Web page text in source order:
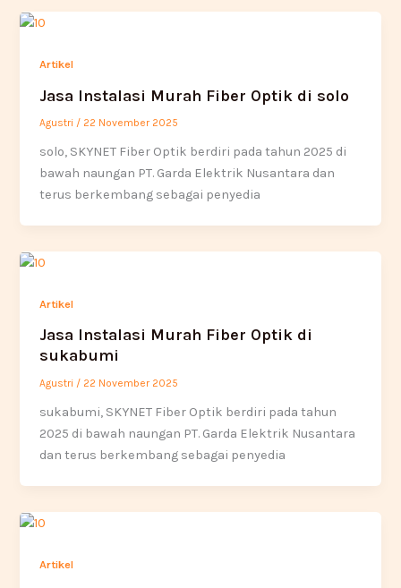
Artikel
Jasa Instalasi Murah Fiber Optik di solo
Agustri / 22 November 2025
solo, SKYNET Fiber Optik berdiri pada tahun 2025 di
bawah naungan PT. Garda Elektrik Nusantara dan
terus berkembang sebagai penyedia
Artikel
Jasa Instalasi Murah Fiber Optik di
sukabumi
Agustri / 22 November 2025
sukabumi, SKYNET Fiber Optik berdiri pada tahun
2025 di bawah naungan PT. Garda Elektrik Nusantara
dan terus berkembang sebagai penyedia
Artikel